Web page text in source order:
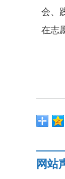
会、
在志
网站